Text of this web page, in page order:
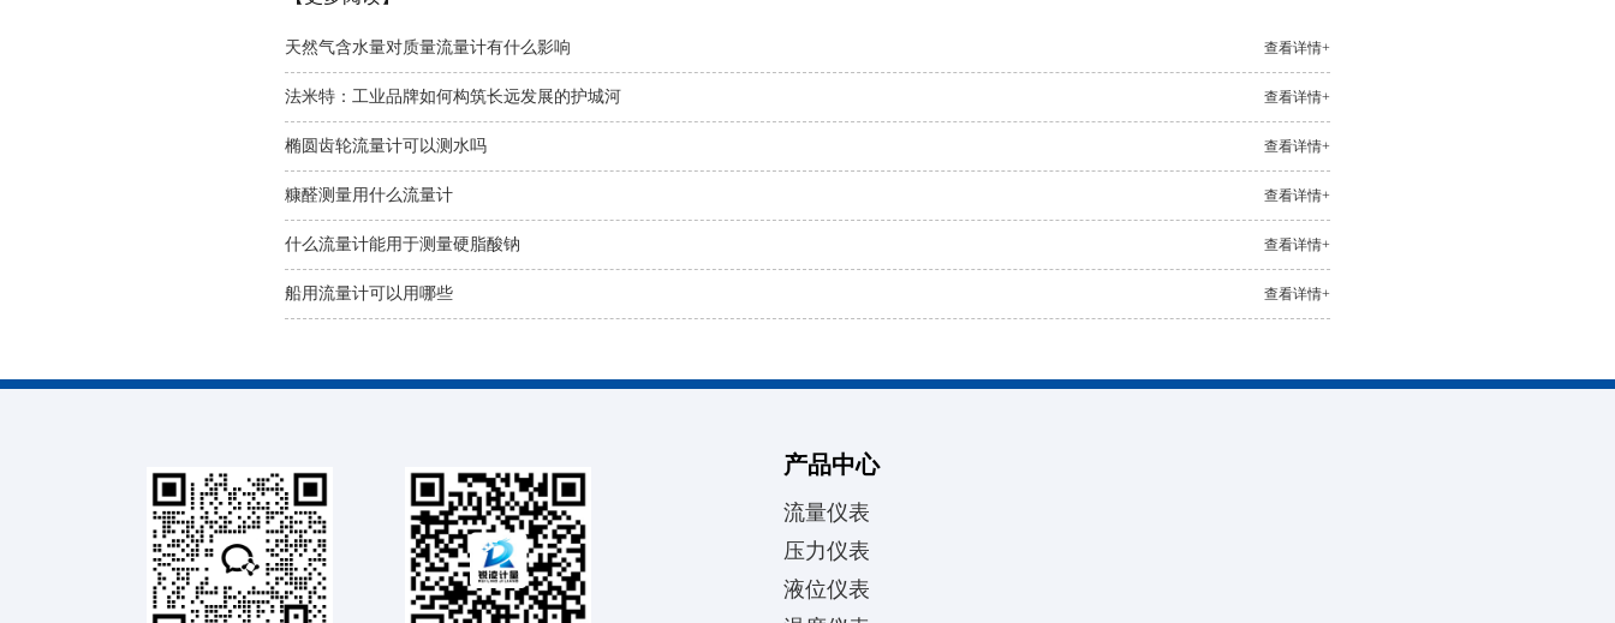
查看详情+
天然气含水量对质量流量计有什么影响
查看详情+
法米特：工业品牌如何构筑长远发展的护城河
查看详情+
椭圆齿轮流量计可以测水吗
查看详情+
糠醛测量用什么流量计
查看详情+
什么流量计能用于测量硬脂酸钠
查看详情+
船用流量计可以用哪些
产品中心
流量仪表
压力仪表
液位仪表